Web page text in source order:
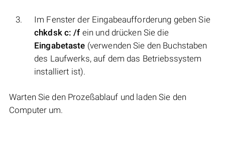
Im Fenster der Eingabeaufforderung geben Sie
chkdsk c: /f ein und drücken Sie die
Eingabetaste (verwenden Sie den Buchstaben
des Laufwerks, auf dem das Betriebssystem
installiert ist).
Warten Sie den Prozeßablauf und laden Sie den
Computer um.